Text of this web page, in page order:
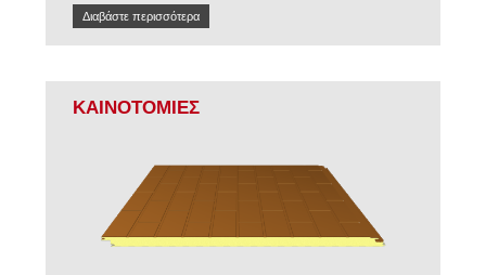
Διαβάστε περισσότερα
ΚΑΙΝΟΤΟΜΙΕΣ